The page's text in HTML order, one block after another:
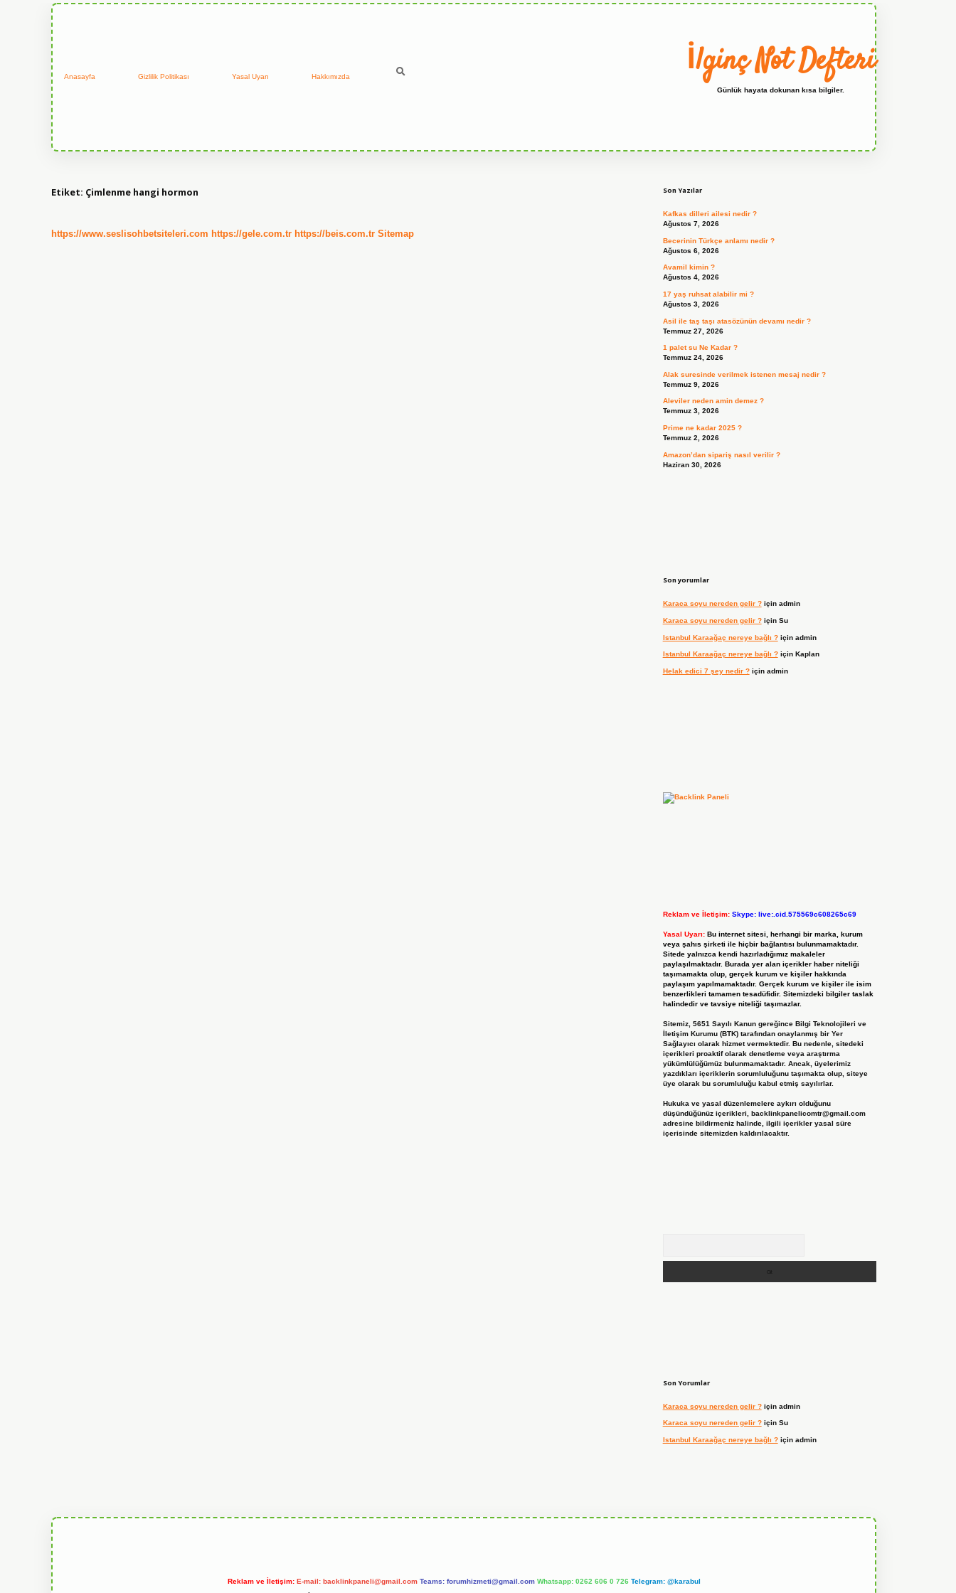
Anasayfa Gizlilik Politikası Yasal Uyarı Hakkımızda İlginç Not Defteri
Günlük hayata dokunan kısa bilgiler.
Etiket: Çimlenme hangi hormon
https://www.seslisohbetsiteleri.com https://gele.com.tr https://beis.com.tr Sitemap
Son Yazılar
Kafkas dilleri ailesi nedir ?
Ağustos 7, 2026
Becerinin Türkçe anlamı nedir ?
Ağustos 6, 2026
Avamil kimin ?
Ağustos 4, 2026
17 yaş ruhsat alabilir mi ?
Ağustos 3, 2026
Asil ile taş taşı atasözünün devamı nedir ?
Temmuz 27, 2026
1 palet su Ne Kadar ?
Temmuz 24, 2026
Alak suresinde verilmek istenen mesaj nedir ?
Temmuz 9, 2026
Aleviler neden amin demez ?
Temmuz 3, 2026
Prime ne kadar 2025 ?
Temmuz 2, 2026
Amazon’dan sipariş nasıl verilir ?
Haziran 30, 2026
Son yorumlar
Karaca soyu nereden gelir ?için admin
Karaca soyu nereden gelir ?için Su
Istanbul Karaağaç nereye bağlı ?için admin
Istanbul Karaağaç nereye bağlı ?için Kaplan
Helak edici 7 şey nedir ?için admin
Reklam ve İletişim: Skype: live:.cid.575569c608265c69
Yasal Uyarı: Bu internet sitesi, herhangi bir marka, kurum
veya şahıs şirketi ile hiçbir bağlantısı bulunmamaktadır.
Sitede yalnızca kendi hazırladığımız makaleler
paylaşılmaktadır. Burada yer alan içerikler haber niteliği
taşımamakta olup, gerçek kurum ve kişiler hakkında
paylaşım yapılmamaktadır. Gerçek kurum ve kişiler ile isim
benzerlikleri tamamen tesadüfidir. Sitemizdeki bilgiler taslak
halindedir ve tavsiye niteliği taşımazlar.
Sitemiz, 5651 Sayılı Kanun gereğince Bilgi Teknolojileri ve
İletişim Kurumu (BTK) tarafından onaylanmış bir Yer
Sağlayıcı olarak hizmet vermektedir. Bu nedenle, sitedeki
içerikleri proaktif olarak denetleme veya araştırma
yükümlülüğümüz bulunmamaktadır. Ancak, üyelerimiz
yazdıkları içeriklerin sorumluluğunu taşımakta olup, siteye
üye olarak bu sorumluluğu kabul etmiş sayılırlar.
Hukuka ve yasal düzenlemelere aykırı olduğunu
düşündüğünüz içerikleri, backlinkpanelicomtr@gmail.com
adresine bildirmeniz halinde, ilgili içerikler yasal süre
içerisinde sitemizden kaldırılacaktır.
Son Yorumlar
Karaca soyu nereden gelir ?için admin
Karaca soyu nereden gelir ?için Su
Istanbul Karaağaç nereye bağlı ?için admin
Reklam ve İletişim: E-mail: backlinkpaneli@gmail.com Teams: forumhizmeti@gmail.com Whatsapp: 0262 606 0 726 Telegram: @karabul